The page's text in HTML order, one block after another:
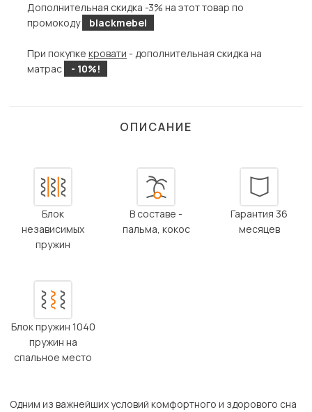
Дополнительная скидка -3% на этот товар по
промокоду
blackmebel
При покупке кровати - дополнительная скидка на
матрас
- 10%!
ОПИСАНИЕ
Блок
независимых
пружин
В составе -
пальма, кокос
Гарантия 36
месяцев
Блок пружин 1040
пружин на
спальное место
Одним из важнейших условий комфортного и здорового сна